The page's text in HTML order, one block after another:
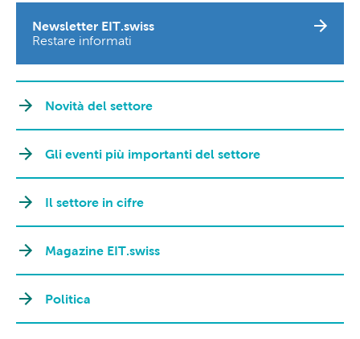
Newsletter EIT.swiss
Restare informati
Novità del settore
Gli eventi più importanti del settore
Il settore in cifre
Magazine EIT.swiss
Politica